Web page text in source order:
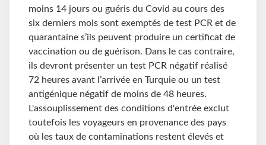
moins 14 jours ou guéris du Covid au cours des
six derniers mois sont exemptés de test PCR et de
quarantaine s’ils peuvent produire un certificat de
vaccination ou de guérison. Dans le cas contraire,
ils devront présenter un test PCR négatif réalisé
72 heures avant l’arrivée en Turquie ou un test
antigénique négatif de moins de 48 heures.
L'assouplissement des conditions d'entrée exclut
toutefois les voyageurs en provenance des pays
où les taux de contaminations restent élevés et